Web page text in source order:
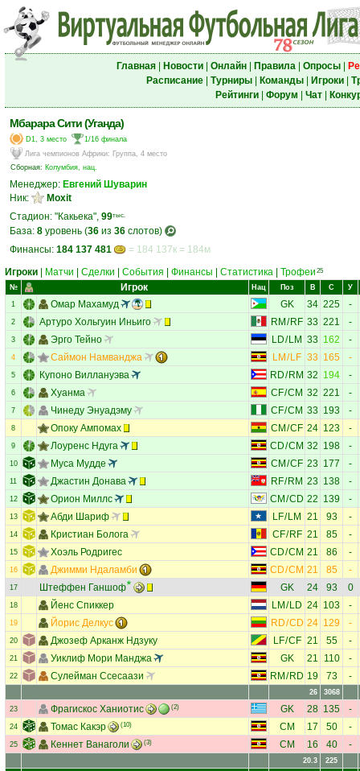
Главная| Новости| Онлайн| Правила| Опросы|
Расписание| Турниры| Команды| Игроки|
Рейтинги| Форум Чат|
Мбарара Сити (Уганда)
D1, 3 место
1/16 финала
Лига чемпионов Африки: Группа, 4 место
Сборная: Колумбия, нац.
Менеджер: Евгений Шуварин
Ник:
Moxit
Стадион: "Какьека", 99тыс.
База: 8 уровень (36 из 36 слотов)
Финансы: 184 137 481
= 184 137к = 184м
Игроки
Матчи Сделки События Финансы Статистика Трофеи 25
№ Игрок Нац Поз В С У
1 Омар Махамуд GK 34 225 -
2 Артуро Хольгуин Иньиго RM / RF 33 221 -
3 Эрго Тейно LD/ LM 33 162 -
4 Саймон Намванджа LM / LF 33 165 -
5 Купоно Виллануэва RD/ RM 32 194 -
6 Хуанма CF/CM 32 221 -
7 Чинеду Энуадэму CF/CM 33 193 -
8 Опоку Ампомах CM /CF 24 123 -
9 Лоуренс Ндуга CD/CM 32 198 -
10 Муса Мудде CM /CF 23 177 -
11 Джастин Донава RF/ RM 23 138 -
12 Орион Миллс CM /CD 22 139 -
13 Абди Шариф LF/ LM 21 93 -
14 Кристиан Болога CF/RF 21 85 -
15 Хоэль Родригес CD/CM 21 86 -
16 Джимми Ндаламби CD/CM 21 85 -
17 Штеффен Ганшоф GK 24 93 0
18 Йенс Спиккер LM / LD 24 103 -
19 Йорис Делкус RD/CD 24 129 -
20 Джозеф Арканж Ндзуку LF/CF 21 55 -
21 Уиклиф Мори Манджа GK 21 110 -
22 Сулейман Ссесаази RM / RD 19 73 -
26 3068
23 Фрагискос Ханиотис (2) GK 28 135 -
24 Томас Какэр (10) CM 17 50 -
25 Кеннет Ванаголи (3) CM 16 40 -
20.3
225